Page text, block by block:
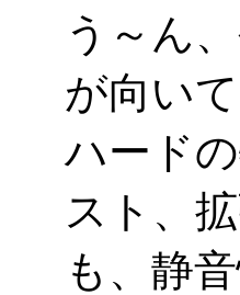
う～ん
が向い
ハード
スト、
も、静